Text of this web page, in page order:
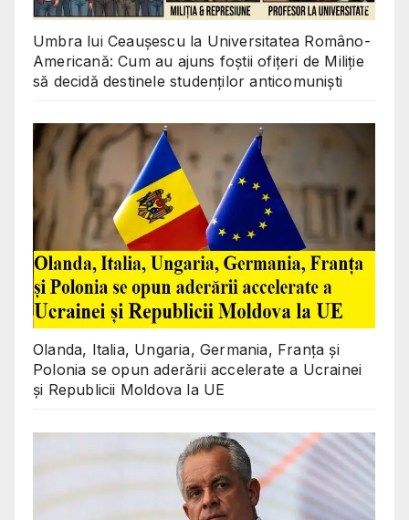
Umbra lui Ceaușescu la Universitatea Româno-
Americană: Cum au ajuns foștii ofițeri de Miliție
să decidă destinele studenților anticomuniști
Olanda, Italia, Ungaria, Germania, Franța și
Polonia se opun aderării accelerate a Ucrainei
și Republicii Moldova la UE